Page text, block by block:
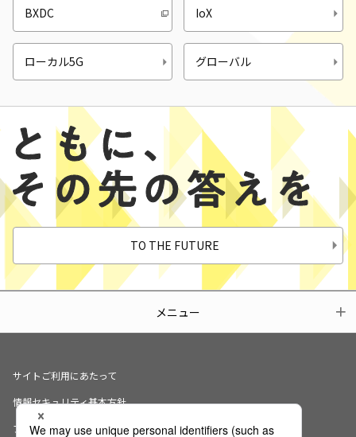
BXDC IoX
ローカル5G グローバル
TO THE FUTURE
メニュー
サイトご利用にあたって
情報セキュリティ基本方針
プライバシーポリシー